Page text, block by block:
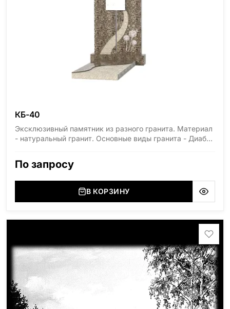
КБ-40
Эксклюзивный памятник из разного гранита. Материал
- натуральный гранит. Основные виды гранита - Диабаз
(Украина, Житомерская область), Лабродарит
(Украина, Житомерская область), Сюксюансаари
(Россия, Карелия), Амфиболит (Россия, Мурманская
По запросу
В КОРЗИНУ